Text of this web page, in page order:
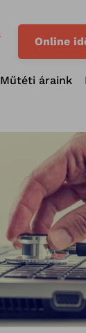
Online
Műtéti áraink